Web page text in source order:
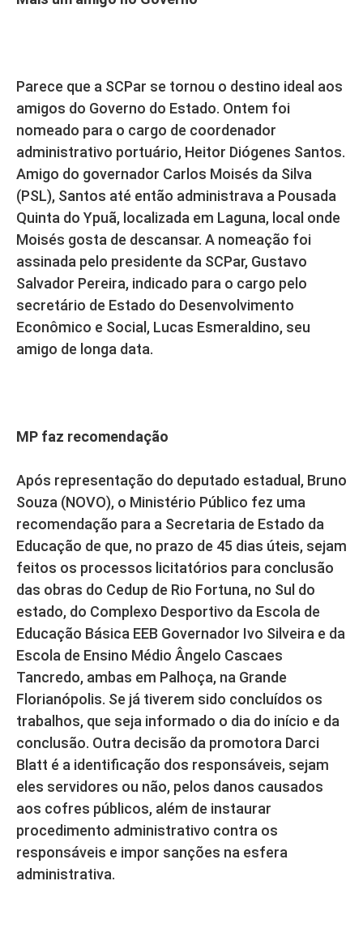
Parece que a SCPar se tornou o destino ideal aos
amigos do Governo do Estado. Ontem foi
nomeado para o cargo de coordenador
administrativo portuário, Heitor Diógenes Santos.
Amigo do governador Carlos Moisés da Silva
(PSL), Santos até então administrava a Pousada
Quinta do Ypuã, localizada em Laguna, local onde
Moisés gosta de descansar. A nomeação foi
assinada pelo presidente da SCPar, Gustavo
Salvador Pereira, indicado para o cargo pelo
secretário de Estado do Desenvolvimento
Econômico e Social, Lucas Esmeraldino, seu
amigo de longa data.
MP faz recomendação
Após representação do deputado estadual, Bruno
Souza (NOVO), o Ministério Público fez uma
recomendação para a Secretaria de Estado da
Educação de que, no prazo de 45 dias úteis, sejam
feitos os processos licitatórios para conclusão
das obras do Cedup de Rio Fortuna, no Sul do
estado, do Complexo Desportivo da Escola de
Educação Básica EEB Governador Ivo Silveira e da
Escola de Ensino Médio Ângelo Cascaes
Tancredo, ambas em Palhoça, na Grande
Florianópolis. Se já tiverem sido concluídos os
trabalhos, que seja informado o dia do início e da
conclusão. Outra decisão da promotora Darci
Blatt é a identificação dos responsáveis, sejam
eles servidores ou não, pelos danos causados
aos cofres públicos, além de instaurar
procedimento administrativo contra os
responsáveis e impor sanções na esfera
administrativa.